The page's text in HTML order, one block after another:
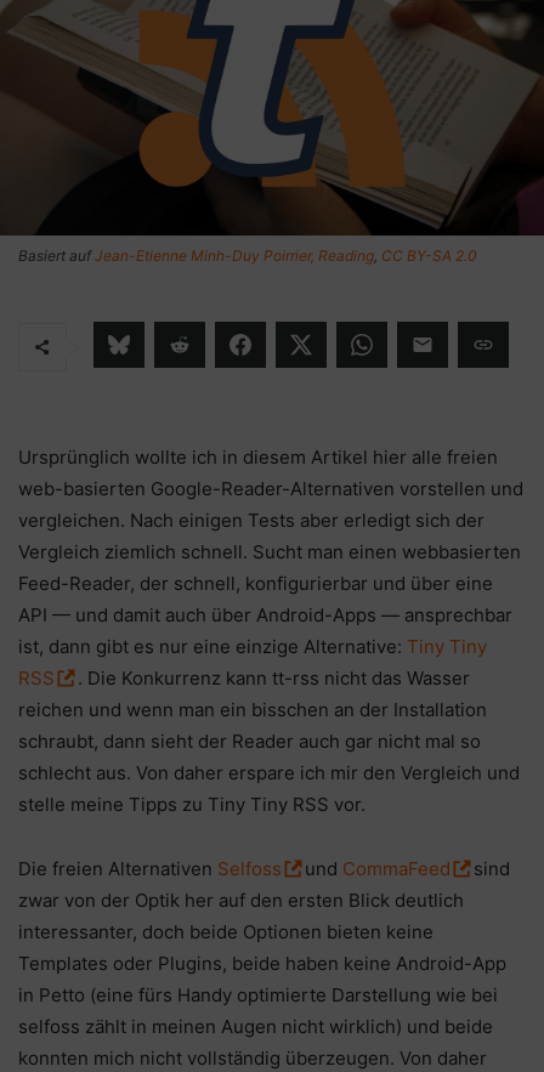
Basiert aufJean-Etienne Minh-Duy Poirrier, Reading CC BY-SA 2.0
Ursprünglich wollte ich in diesem Artikel hier alle freien
web-basierten Google-Reader-Alternativen vorstellen und
vergleichen. Nach einigen Tests aber erledigt sich der
Vergleich ziemlich schnell. Sucht man einen webbasierten
Feed-Reader, der schnell, konfigurierbar und über eine
API — und damit auch über Android-Apps — ansprechbar
ist, dann gibt es nur eine einzige Alternative: Tiny Tiny
RSS
. Die Konkurrenz kann tt-rss nicht das Wasser
reichen und wenn man ein bisschen an der Installation
schraubt, dann sieht der Reader auch gar nicht mal so
schlecht aus. Von daher erspare ich mir den Vergleich und
stelle meine Tipps zu Tiny Tiny RSS vor.
Die freien Alternativen Selfoss und CommaFeed
sind
zwar von der Optik her auf den ersten Blick deutlich
interessanter, doch beide Optionen bieten keine
Templates oder Plugins, beide haben keine Android-App
in Petto (eine fürs Handy optimierte Darstellung wie bei
selfoss zählt in meinen Augen nicht wirklich) und beide
konnten mich nicht vollständig überzeugen. Von daher